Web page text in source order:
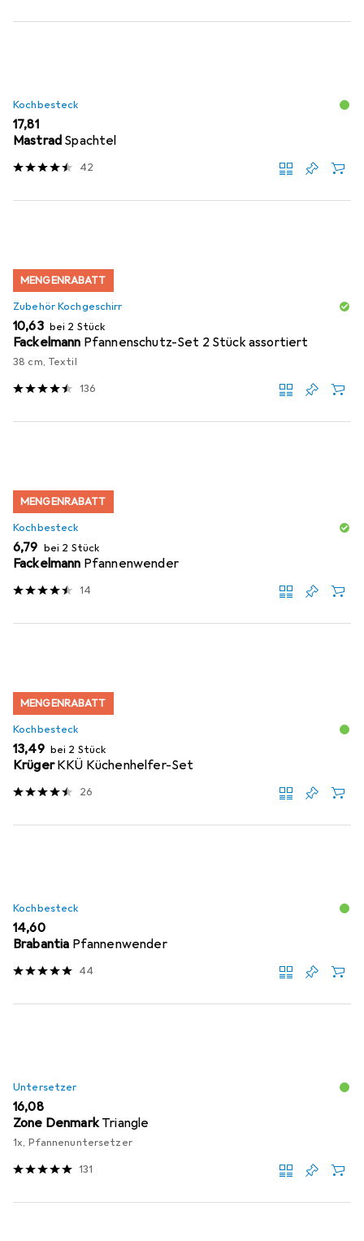
Kochbesteck
EUR
17,81
Mastrad Spachtel
42
MENGENRABATT
Zubehör Kochgeschirr
EUR
10,63 bei 2 Stück
Fackelmann Pfannenschutz-Set 2 Stück assortiert
38 cm, Textil
136
MENGENRABATT
Kochbesteck
EUR
6,79 bei 2 Stück
Fackelmann Pfannenwender
14
MENGENRABATT
Kochbesteck
EUR
13,49 bei 2 Stück
Krüger KKÜ Küchenhelfer-Set
26
Kochbesteck
EUR
14,60
Brabantia Pfannenwender
44
Untersetzer
EUR
16,08
Zone Denmark Triangle
1x, Pfannenuntersetzer
131